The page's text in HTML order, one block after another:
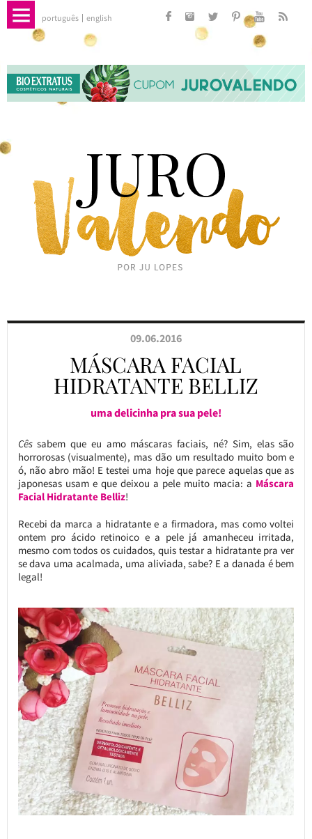
português english
09.06.2016
MÁSCARA FACIAL
HIDRATANTE BELLIZ
uma delicinha pra sua pele!
Cêssabem que eu amo máscaras faciais, né? Sim, elas são
horrorosas (visualmente), mas dão um resultado muito bom e
ó, não abro mão! E testei uma hoje que parece aquelas que as
japonesas usam e que deixou a pele muito macia: a Máscara
Facial Hidratante Belliz!
Recebi da marca a hidratante e a firmadora, mas como voltei
ontem pro ácido retinoico e a pele já amanheceu irritada,
mesmo com todos os cuidados, quis testar a hidratante pra ver
se dava uma acalmada, uma aliviada, sabe? E a danada é bem
legal!